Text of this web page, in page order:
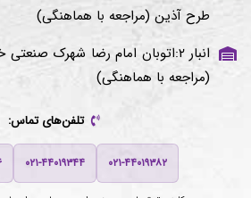
طرح آذین (مراجعه با هماهنگی)
(مراجعه با هماهنگی)
تلفن‌های تماس:
۰۲۱-۴۴۰۱۹۳۸۲ ۰۲۱-۴۴۰۱۹۳۴۴